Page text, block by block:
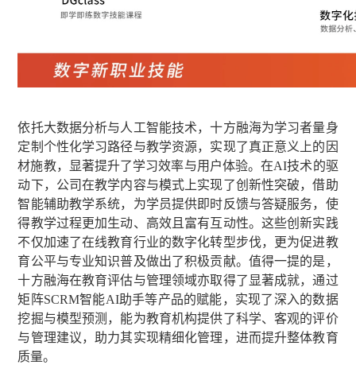
依托大数据分析与人工智能技术，十方融海为学习者量身
定制个性化学习路径与教学资源，实现了真正意义上的因
材施教，显著提升了学习效率与用户体验。在AI技术的驱
动下，公司在教学内容与模式上实现了创新性突破，借助
智能辅助教学系统，为学员提供即时反馈与答疑服务，使
得教学过程更加生动、高效且富有互动性。这些创新实践
不仅加速了在线教育行业的数字化转型步伐，更为促进教
育公平与专业知识普及做出了积极贡献。值得一提的是，
十方融海在教育评估与管理领域亦取得了显著成就，通过
矩阵SCRM智能AI助手等产品的赋能，实现了深入的数据
挖掘与模型预测，能为教育机构提供了科学、客观的评价
与管理建议，助力其实现精细化管理，进而提升整体教育
质量。